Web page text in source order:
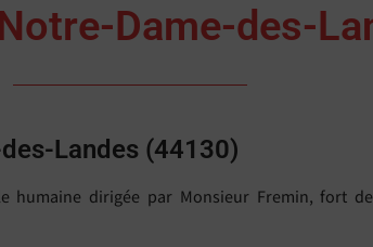
Dame-des-
Landes (44130)
dirigée par Monsieur Fremin, fort